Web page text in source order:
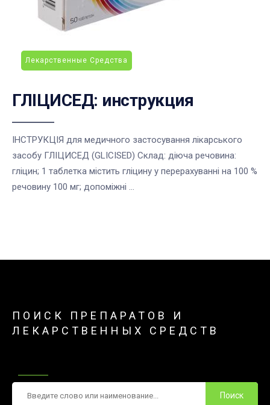
Лекарственные Средства
ГЛІЦИСЕД: инструкция
ІНСТРУКЦІЯ для медичного застосування лікарського
засобу ГЛІЦИСЕД (GLICISED) Склад: діюча речовина:
гліцин; 1 таблетка містить гліцину у перерахуванні на 100 %
речовину 100 мг; допоміжні ...
ПОИСК ПРЕПАРАТОВ И
ЛЕКАРСТВЕННЫХ СРЕДСТВ